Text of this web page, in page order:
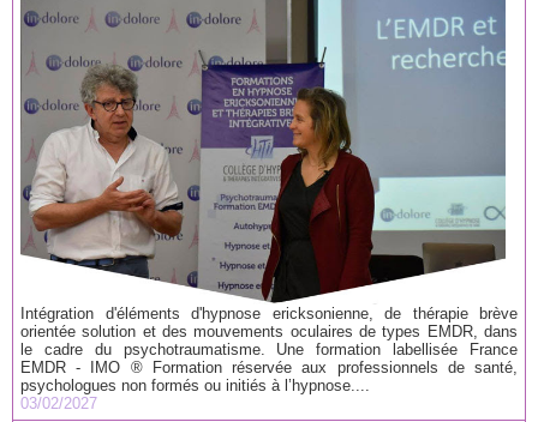
Intégration d'éléments d'hypnose ericksonienne, de thérapie brève
orientée solution et des mouvements oculaires de types EMDR, dans
le cadre du psychotraumatisme. Une formation labellisée France
EMDR - IMO ® Formation réservée aux professionnels de santé,
psychologues non formés ou initiés à l’hypnose....
03/02/2027